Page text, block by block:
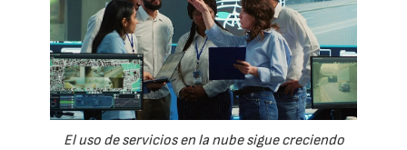
El uso de servicios en la nube sigue creciendo